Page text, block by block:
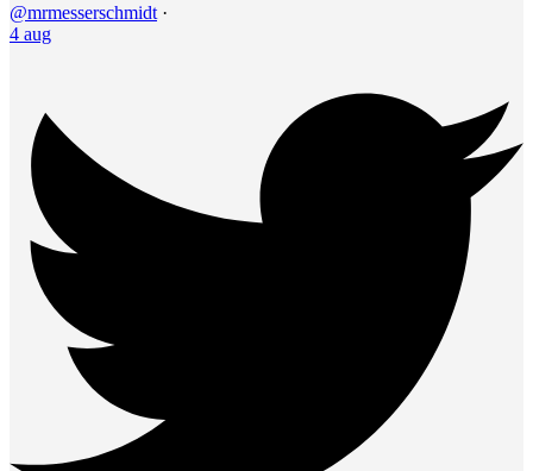
@mrmesserschmidt ·
4 aug